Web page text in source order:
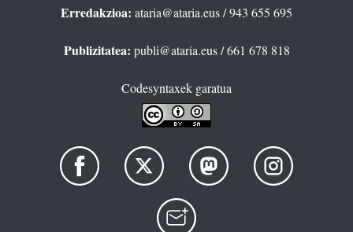
Erredakzioa: ataria@ataria.eus/ 943 655 695
Publizitatea: publi@ataria.eus/ 661 678 818
Codesyntaxek garatua